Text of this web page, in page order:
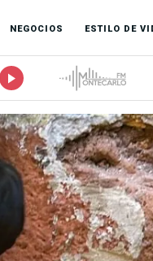
NEGOCIOS ESTILO DE